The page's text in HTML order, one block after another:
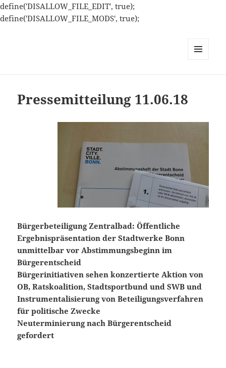
define('DISALLOW_FILE_EDIT', true);
define('DISALLOW_FILE_MODS', true);
Pressemitteilung 11.06.18
Bürgerbeteiligung Zentralbad: Öffentliche
Ergebnispräsentation der Stadtwerke Bonn
unmittelbar vor Abstimmungsbeginn im
Bürgerentscheid
Bürgerinitiativen sehen konzertierte Aktion von
OB, Ratskoalition, Stadtsportbund und SWB und
Instrumentalisierung von Beteiligungsverfahren
für politische Zwecke
Neuterminierung nach Bürgerentscheid
gefordert